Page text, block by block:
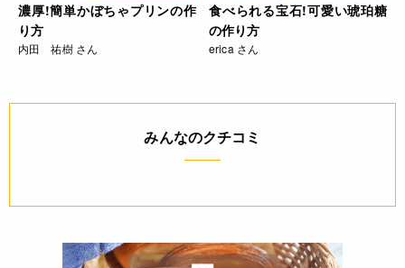
濃厚!簡単かぼちゃプリンの作
り方
内田 祐樹 さん
食べられる宝石!可愛い琥珀糖
の作り方
erica さん
みんなのクチコミ